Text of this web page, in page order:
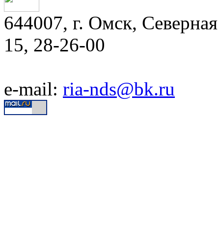
644007, г. Омск,
15, 28-26-00
e-mail: ria-nds@bk.ru